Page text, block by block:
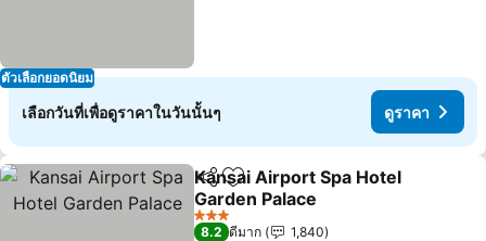
ตัวเลือกยอดนิยม
เลือกวันที่เพื่อดูราคาในวันนั้นๆ ดูราคา
แชร์ เพิ่มในรายการโปรด
Kansai Airport Spa Hotel
Garden Palace
3 ดาว
8.2 ดีมาก
1,840